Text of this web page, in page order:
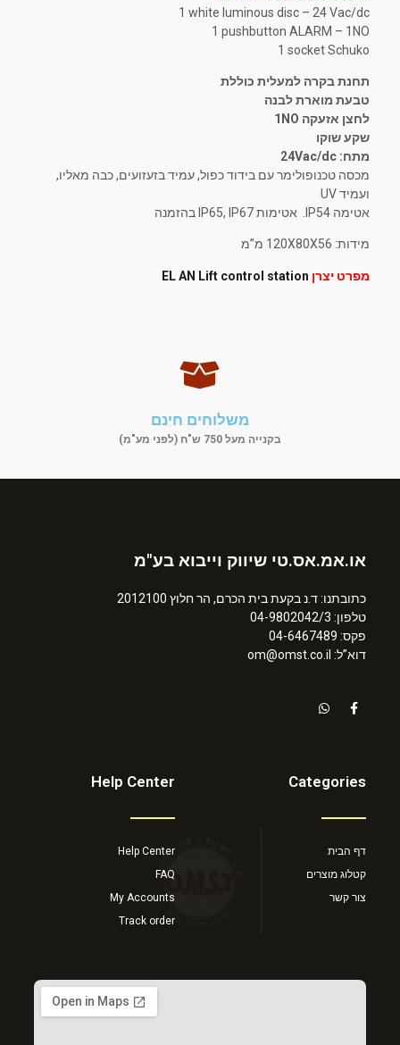
1 white luminous disc – 24 Vac/dc
1 pushbutton ALARM – 1NO
1 socket Schuko
תחנת בקרה למעלית כוללת
טבעת מוארת לבנה
לחצן אזעקה 1NO
שקע שוקו
מתח: 24Vac/dc
מכסה טכנופולימר עם בידוד כפול, עמיד בזעזועים, כבה מאליו,
ועמיד UV
אטימה IP54. אטימות IP65, IP67 בהזמנה
מידות: 120X80X56 מ”מ
מפרט יצרן EL AN Lift control station
משלוחים חינם
בקנייה מעל 750 ש"ח (לפני מע"מ)
או.אמ.אס.טי שיווק וייבוא בע"מ
כתובתנו: ד.נ בקעת בית הכרם, הר חלוץ 2012100
טלפון: 04-9802042/3
פקס: 04-6467489
דוא”ל: om@omst.co.il
Categories
דף הבית
קטלוג מוצרים
צור קשר
Help Center
Help Center
FAQ
My Accounts
Track order